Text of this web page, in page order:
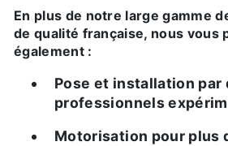
En plus de notre large gamme de portes d'entrée
de qualité française, nous vous
également :
Pose et installation par des
professionnels
Motorisation pour